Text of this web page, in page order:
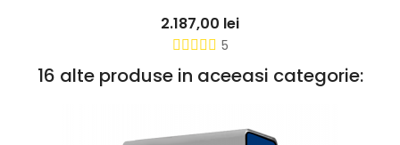
2.187,00 lei
5
16 alte produse in aceeasi categorie: